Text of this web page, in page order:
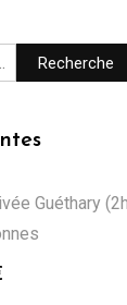
Recherche
Guéthary